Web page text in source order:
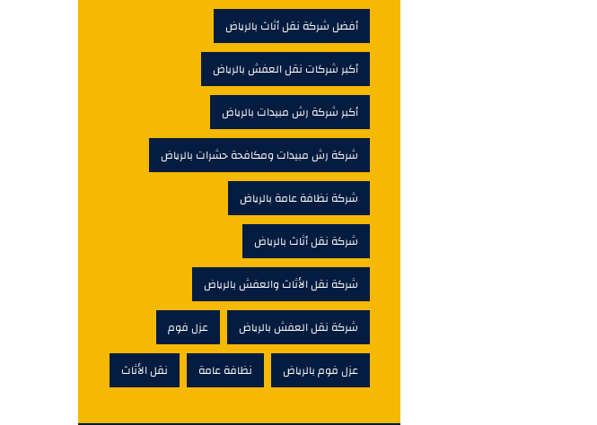
أفضل شركة نقل أثاث بالرياض
أكبر شركات نقل العفش بالرياض
أكبر شركة رش مبيدات بالرياض
شركة رش مبيدات ومكافحة حشرات بالرياض
شركة نظافة عامة بالرياض
شركة نقل أثاث بالرياض
شركة نقل الأثاث والعفش بالرياض
شركة نقل العفش بالرياض عزل فوم
عزل فوم بالرياض نظافة عامة نقل الأثاث